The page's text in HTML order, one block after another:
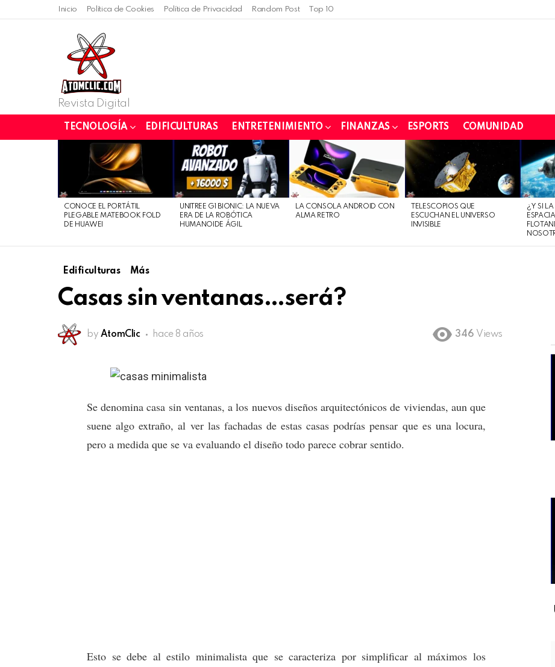
Inicio Política de Cookies Política de Privacidad Random Post Top 10
Revista Digital
TECNOLOGÍA EDIFICULTURAS ENTRETENIMIENTO FINANZAS ESPORTS COMUNIDAD
STORIES
CONOCE EL PORTÁTIL
PLEGABLE MATEBOOK FOLD
DE HUAWEI
UNITREE G1 BIONIC: LA NUEVA
ERA DE LA ROBÓTICA
HUMANOIDE ÁGIL
LA CONSOLA ANDROID CON
ALMA RETRO
TELESCOPIOS QUE
ESCUCHAN EL UNIVERSO
INVISIBLE
¿Y SI
Edificulturas Más
Casas sin ventanas…será?
by AtomClic hace 8 años 346 Views
Se denomina casa sin ventanas, a los nuevos diseños arquitectónicos de viviendas, aun que
suene algo extraño, al ver las fachadas de estas casas podrías pensar que es una locura,
pero a medida que se va evaluando el diseño todo parece cobrar sentido.
Esto se debe al estilo minimalista que se caracteriza por simplificar al máximos los